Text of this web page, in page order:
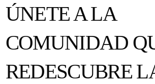
ÚNETE A LA
COMUNIDAD
REDESCUBRE